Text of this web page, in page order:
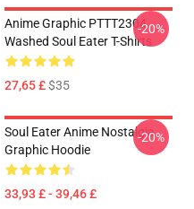
Anime Graphic PTTT2304
Washed Soul Eater T-Shirts
27,65 £$35
-20%
Soul Eater Anime Nostalgia
Graphic Hoodie
33,93 £ - 39,46 £
-20%